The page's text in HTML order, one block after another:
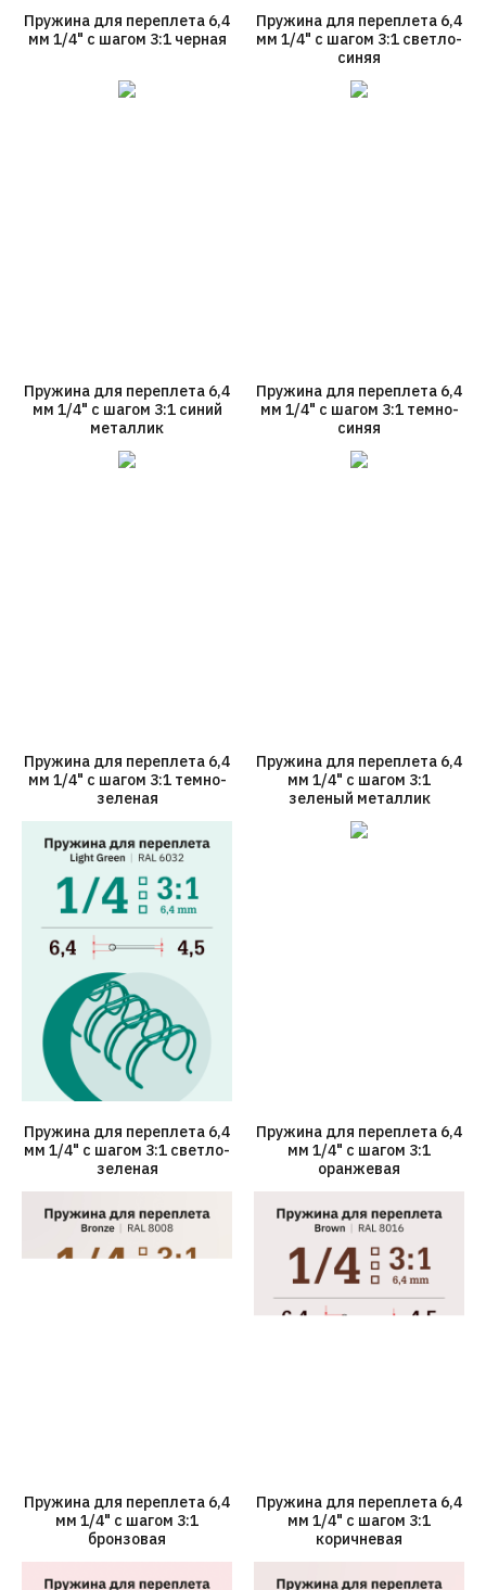
Пружина для переплета 6,4
мм 1/4" с шагом 3:1 черная
Пружина для переплета 6,4
мм 1/4" с шагом 3:1 светло-
синяя
Пружина для переплета 6,4
мм 1/4" с шагом 3:1 синий
металлик
Пружина для переплета 6,4
мм 1/4" с шагом 3:1 темно-
синяя
Пружина для переплета 6,4
мм 1/4" с шагом 3:1 темно-
зеленая
Пружина для переплета 6,4
мм 1/4" с шагом 3:1
зеленый металлик
Пружина для переплета 6,4
мм 1/4" с шагом 3:1 светло-
зеленая
Пружина для переплета 6,4
мм 1/4" с шагом 3:1
оранжевая
Пружина для переплета 6,4
мм 1/4" с шагом 3:1
бронзовая
Пружина для переплета 6,4
мм 1/4" с шагом 3:1
коричневая